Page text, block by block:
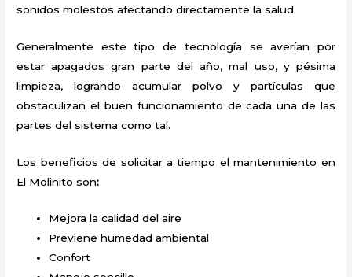
sonidos molestos afectando directamente la salud.
Generalmente este tipo de tecnología se averían por
estar apagados gran parte del año, mal uso, y pésima
limpieza, logrando acumular polvo y partículas que
obstaculizan el buen funcionamiento de cada una de las
partes del sistema como tal.
Los beneficios de solicitar a tiempo el mantenimiento en
El Molinitoson:
Mejora la calidad del aire
Previene humedad ambiental
Confort